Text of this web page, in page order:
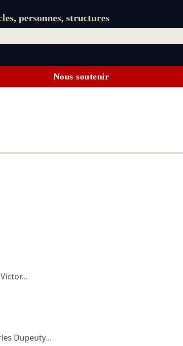
personnes, structures
Nous soutenir
Victor…
Dupeuty…